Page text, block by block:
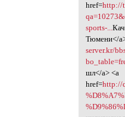
href=http://
sports-...
Тюмени</
server.kr/
шл</a> <a
href=http://